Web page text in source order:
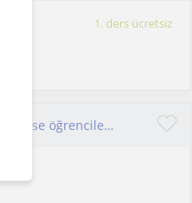
1. ders ücretsiz
Ankara Üniversitesi Fizik öğrencisinden; ilkokul, ortaokul ve lise öğrencilerine yönelik, anlaşılır ve pratik Matematik & Fizik de